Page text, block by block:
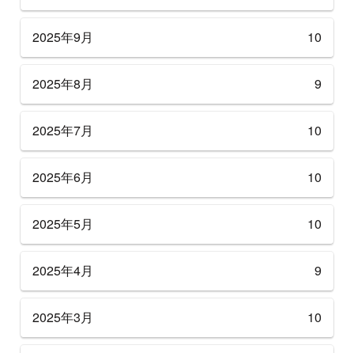
2025年9月 10
2025年8月 9
2025年7月 10
2025年6月 10
2025年5月 10
2025年4月 9
2025年3月 10